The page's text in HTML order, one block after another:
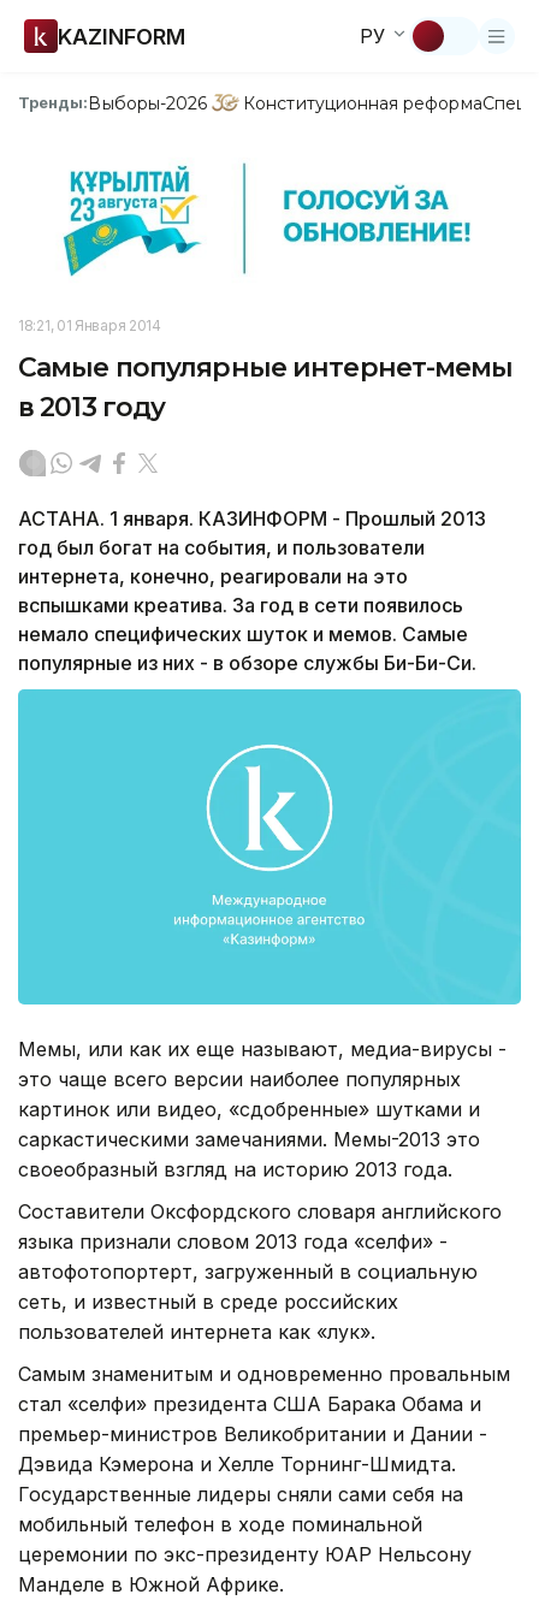
KAZINFORM РУ
Тренды:Выборы-2026 Конституционная реформа
18:21, 01 Января 2014
Самые популярные интернет-мемы
в 2013 году
АСТАНА. 1 января. КАЗИНФОРМ - Прошлый 2013
год был богат на события, и пользователи
интернета, конечно, реагировали на это
вспышками креатива. За год в сети появилось
немало специфических шуток и мемов. Самые
популярные из них - в обзоре службы Би-Би-Си.
Мемы, или как их еще называют, медиа-вирусы -
это чаще всего версии наиболее популярных
картинок или видео, «сдобренные» шутками и
саркастическими замечаниями. Мемы-2013 это
своеобразный взгляд на историю 2013 года.
Составители Оксфордского словаря английского
языка признали словом 2013 года «селфи» -
автофотопортерт, загруженный в социальную
сеть, и известный в среде российских
пользователей интернета как «лук».
Самым знаменитым и одновременно провальным
стал «селфи» президента США Барака Обама и
премьер-министров Великобритании и Дании -
Дэвида Кэмерона и Хелле Торнинг-Шмидта.
Государственные лидеры сняли сами себя на
мобильный телефон в ходе поминальной
церемонии по экс-президенту ЮАР Нельсону
Манделе в Южной Африке.